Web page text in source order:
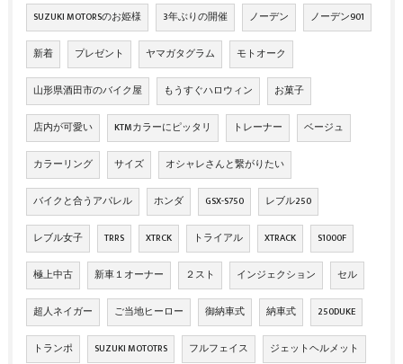
SUZUKI MOTORSのお姫様 3年ぶりの開催 ノーデン ノーデン901
新着 プレゼント ヤマガタグラム モトオーク
山形県酒田市のバイク屋 もうすぐハロウィン お菓子
店内が可愛い KTMカラーにピッタリ トレーナー ベージュ
カラーリング サイズ オシャレさんと繋がりたい
バイクと合うアパレル ホンダ GSX-S750 レブル250
レブル女子 TRRS XTRCK トライアル XTRACK S1000F
極上中古 新車１オーナー ２スト インジェクション セル
超人ネイガー ご当地ヒーロー 御納車式 納車式 250DUKE
トランポ SUZUKI MOTOTRS フルフェイス ジェットヘルメット